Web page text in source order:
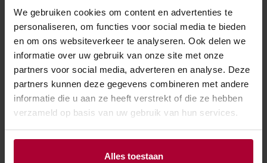
We gebruiken cookies om content en advertenties te
personaliseren, om functies voor social media te bieden
en om ons websiteverkeer te analyseren. Ook delen we
informatie over uw gebruik van onze site met onze
partners voor social media, adverteren en analyse. Deze
partners kunnen deze gegevens combineren met andere
informatie die u aan ze heeft verstrekt of die ze hebben
verzameld op basis van uw gebruik van hun services.
Alles toestaan
Kallie Fernhout: Ik denk dat ik het meest trots
was toen we in 2012 vijf sterren van Platter
kregen voor onze eerste vintage van de
Laurence Graff Reserve (2009). Ik besefte dat we
met iets heel goeds bezig waren.
Morné Vrey: Toen we tijdens de Old Mutual
Trophy Show in 2016 producent van het jaar
voor oudere jaargangen van de Coastal Cuvée
Sauvignon Blanc. Vorig jaar nog won vintage